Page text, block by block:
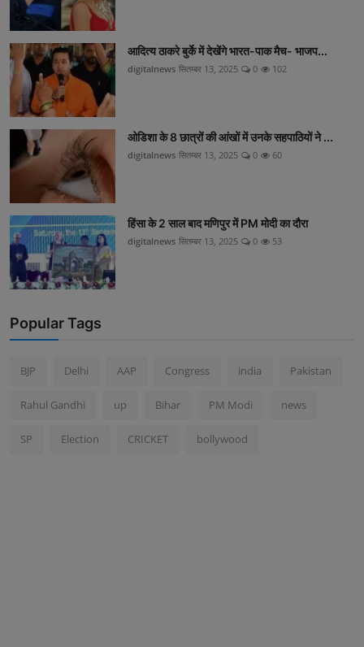
आदित्य ठाकरे बुर्के में देखेंगे भारत-पाक मैच- भाजप...
digitalnews सितम्बर 13, 2025 0 102
ओडिशा के 8 छात्रों की आंखों में उनके सहपाठियों ने ...
digitalnews सितम्बर 13, 2025 0 60
हिंसा के 2 साल बाद मणिपुर में PM मोदी का दौरा
digitalnews सितम्बर 13, 2025 0 53
Popular Tags
BJP Delhi AAP Congress india Pakistan
Rahul Gandhi up Bihar PM Modi news
SP Election CRICKET bollywood